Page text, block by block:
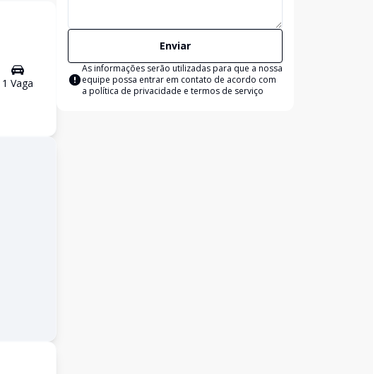
1 Vaga
Enviar
As informações serão utilizadas para que a nossa
equipe possa entrar em contato de acordo com
a política de privacidade e termos de serviço